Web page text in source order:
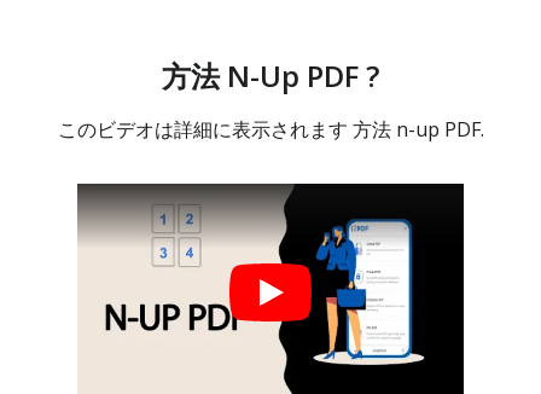
方法 N-Up PDF ?
このビデオは詳細に表示されます 方法 n-up PDF.